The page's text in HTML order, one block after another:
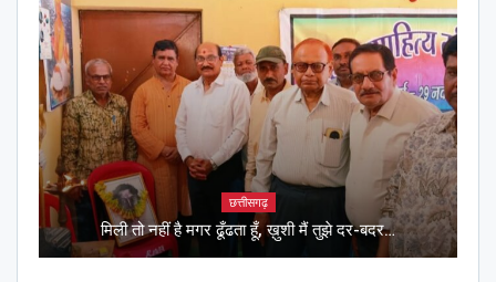
छत्तीसगढ़
मिली तो नहीं है मगर ढूँढता हूँ, ख़ुशी मैं तुझे दर-बदर…